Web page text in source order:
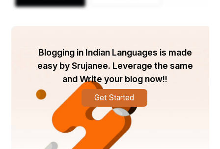
ଥାଏ ହୋଇ ସଜ୍ଜିତ
ସମସ୍ତଙ୍କୁ କରେ ଉଦ୍ଜୀବିତ।
ସାଥି ରେ ଥାଏ ସମ୍ବଲପୁରୀ ପାଟ ପୁଣି
ସେହି ଶାଢ଼ୀ ର ଧଡି ବଖାଣେ
ଓଡିଶା ଇତିହାସ
Blogging in Indian Languages is made
easy by Srujanee. Leverage the same
and Write your blog now!!
Get Started